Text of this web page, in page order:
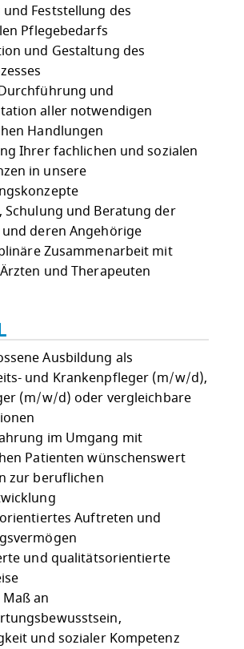
Feststellung des
Pflegebedarfs
und Gestaltung des
und
aller notwendigen
Handlungen
Ihrer fachlichen und sozialen
in unsere
Schulung und Beratung der
deren Angehörige
Zusammenarbeit mit
und Therapeuten
Ausbildung als
und Krankenpfleger (m/w/d),
(m/w/d) oder vergleichbare
im Umgang mit
Patienten wünschenswert
zur beruflichen
Auftreten und
und qualitätsorientierte
an
und sozialer Kompetenz